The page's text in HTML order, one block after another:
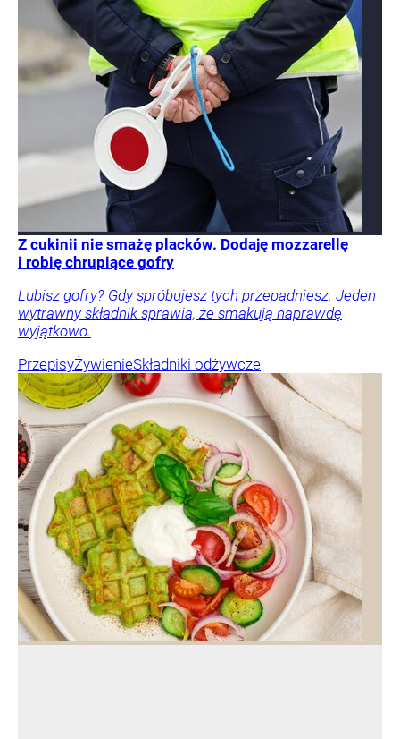
Z cukinii nie smażę placków. Dodaję mozzarellę
i robię chrupiące gofry
Lubisz gofry? Gdy spróbujesz tych przepadniesz. Jeden
wytrawny składnik sprawia, że smakują naprawdę
wyjątkowo.
PrzepisyŻywienieSkładniki odżywcze